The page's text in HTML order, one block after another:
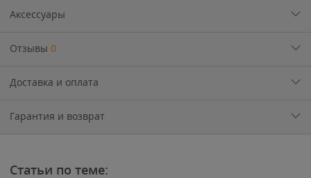
Аксессуары
Отзывы 0
Доставка и оплата
Гарантия и возврат
Статьи по теме: